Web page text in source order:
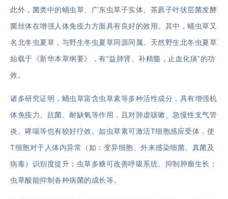
此外，菌类中的蛹虫草、广东虫草子实体、茶藨子叶状层菌发酵
菌丝体在增强人体免疫力方面具有良好的效用。其中，蛹虫草又
名北冬虫夏草，与野生冬虫夏草同源同属。天然野生北冬虫夏草
始载于《新华本草纲要》，有“益肺肾、补精髓，止血化痰”的功
效。
诸多研究证明，蛹虫草富含虫草素等多种活性成分，具有增强机
体免疫力、抗菌、耐缺氧等作用，且对肺虚咳嗽、急慢性支气管
炎、哮喘等也有较好疗效。如虫草素可激活T细胞感应受体，使
T细胞对于人体内异常（如：变异细胞、外来感染细菌、真菌及
病毒）识别度提升；虫草多糖可改善呼吸系统、抑制肿瘤生长；
虫草酸能抑制各种病菌的成长等。